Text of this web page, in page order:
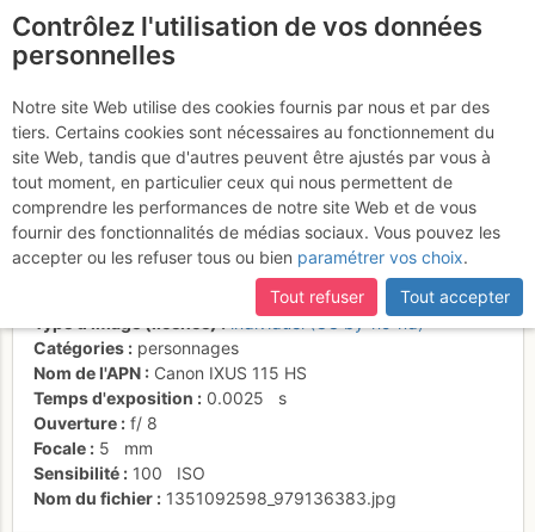
Fin de la montée dans la
neige
Activités
Date/heure
individuel (CC by-nc-nd)
Catégories
personnages
Nom de l'APN
Canon IXUS 115 HS
Temps d'exposition
0.0025
s
Ouverture
f/ 8
Focale
5
mm
Sensibilité
100
ISO
Nom du fichier
1351092598_979136383.jpg
Contrôlez l'utilisation de vos données
personnelles
Notre site Web utilise des cookies fournis par nous et par des
tiers. Certains cookies sont nécessaires au fonctionnement du
site Web, tandis que d'autres peuvent être ajustés par vous à
tout moment, en particulier ceux qui nous permettent de
comprendre les performances de notre site Web et de vous
fournir des fonctionnalités de médias sociaux. Vous pouvez les
accepter ou les refuser tous ou bien paramétrer vos choix.
Tout refuser
Tout accepter